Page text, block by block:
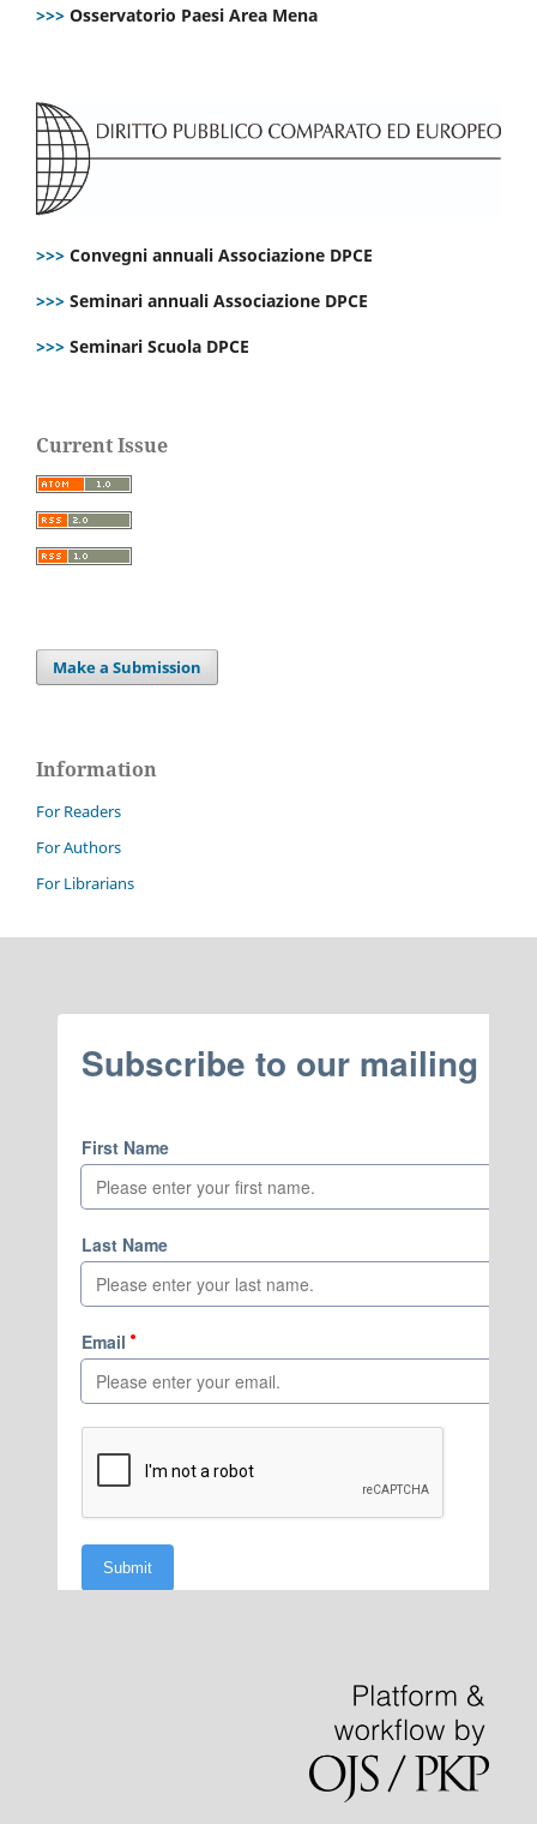
>>> Osservatorio Paesi Area Mena
>>> Convegni annuali Associazione DPCE
>>> Seminari annuali Associazione DPCE
>>> Seminari Scuola DPCE
Current Issue
Make a Submission
Information
For Readers
For Authors
For Librarians